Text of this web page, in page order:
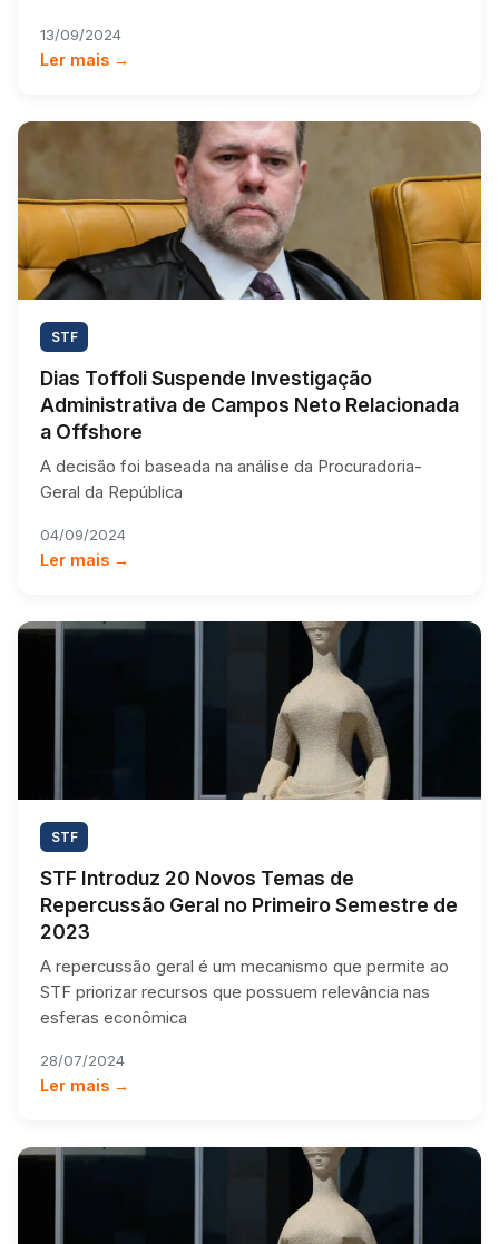
13/09/2024
Ler mais →
STF
Dias Toffoli Suspende Investigação
Administrativa de Campos Neto Relacionada
a Offshore
A decisão foi baseada na análise da Procuradoria-
Geral da República
04/09/2024
Ler mais →
STF
STF Introduz 20 Novos Temas de
Repercussão Geral no Primeiro Semestre de
2023
A repercussão geral é um mecanismo que permite ao
STF priorizar recursos que possuem relevância nas
esferas econômica
28/07/2024
Ler mais →